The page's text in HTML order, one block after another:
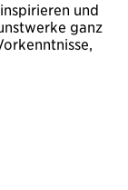
und
ganz